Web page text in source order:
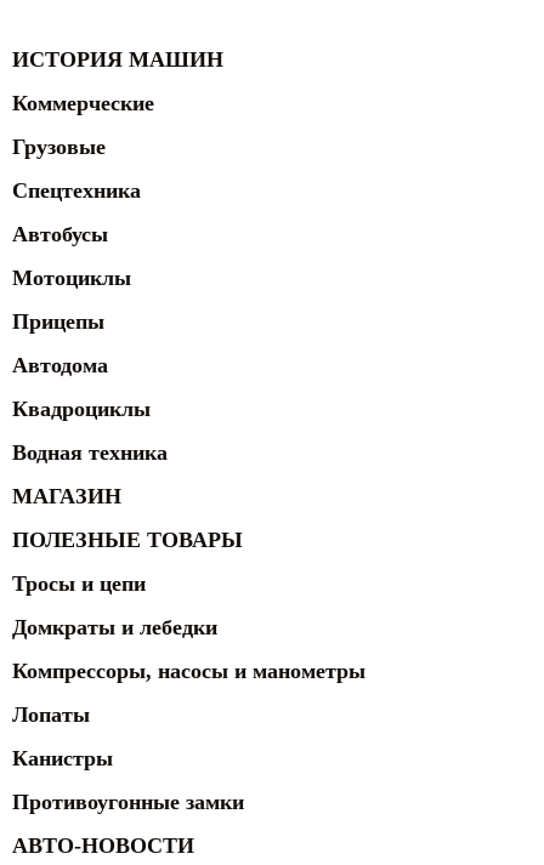
ИСТОРИЯ МАШИН
Коммерческие
Грузовые
Спецтехника
Автобусы
Мотоциклы
Прицепы
Автодома
Квадроциклы
Водная техника
МАГАЗИН
ПОЛЕЗНЫЕ ТОВАРЫ
Тросы и цепи
Домкраты и лебедки
Компрессоры, насосы и манометры
Лопаты
Канистры
Противоугонные замки
АВТО-НОВОСТИ